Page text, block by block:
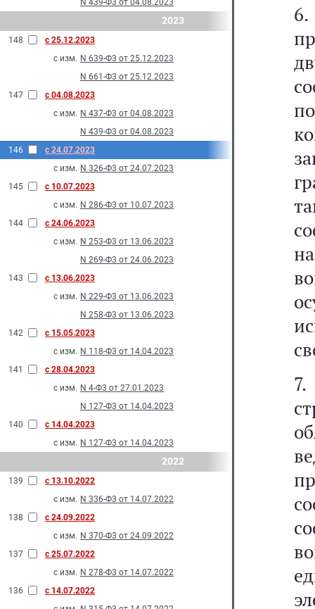
N 439-Ф3 от 04.08.2023
2023
148
с 25.12.2023
с изм. N 639-Ф3 от 25.12.2023
N 661-Ф3 от 25.12.2023
147
с 04.08.2023
с изм. N 437-Ф3 от 04.08.2023
N 439-Ф3 от 04.08.2023
146
с 24.07.2023
с изм. N 326-Ф3 от 24.07.2023
145
с 10.07.2023
с изм. N 286-Ф3 от 10.07.2023
144
с 24.06.2023
с изм. N 253-Ф3 от 13.06.2023
N 269-Ф3 от 24.06.2023
143
с 13.06.2023
с изм. N 229-Ф3 от 13.06.2023
N 258-Ф3 от 13.06.2023
142
с 15.05.2023
с изм. N 118-Ф3 от 14.04.2023
141
с 28.04.2023
с изм. N 4-Ф3 от 27.01.2023
N 127-Ф3 от 14.04.2023
140
с 14.04.2023
с изм. N 127-Ф3 от 14.04.2023
2022
139
с 13.10.2022
с изм. N 336-Ф3 от 14.07.2022
138
с 24.09.2022
с изм. N 370-Ф3 от 24.09.2022
137
с 25.07.2022
с изм. N 278-Ф3 от 14.07.2022
136
с 14.07.2022